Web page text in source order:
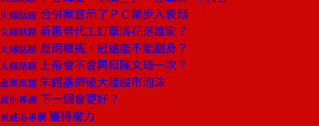
火線話題 合併案宣示了ＰＣ業步入衰頹
火線話題 新惠普代工訂單將花落誰家？
火線話題 風雨飄搖，冠遠能不能翻身？
火線話題 上帝會不會再挺陳文琦一次？
產業風雲 朱鎔基擠破大陸股市泡沫
其他專欄 下一個會更好？
黃建南專欄 獲得權力